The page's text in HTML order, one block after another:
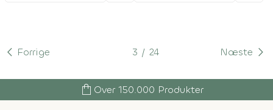
Forrige 3 24 Næste
shopping_bagOver 150.000 Produkter